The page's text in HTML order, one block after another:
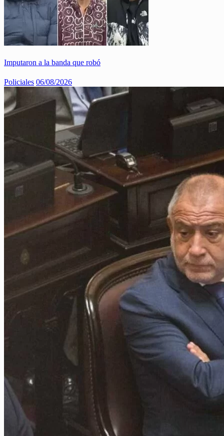
Imputaron a la banda que robó
Policiales 06/08/2026